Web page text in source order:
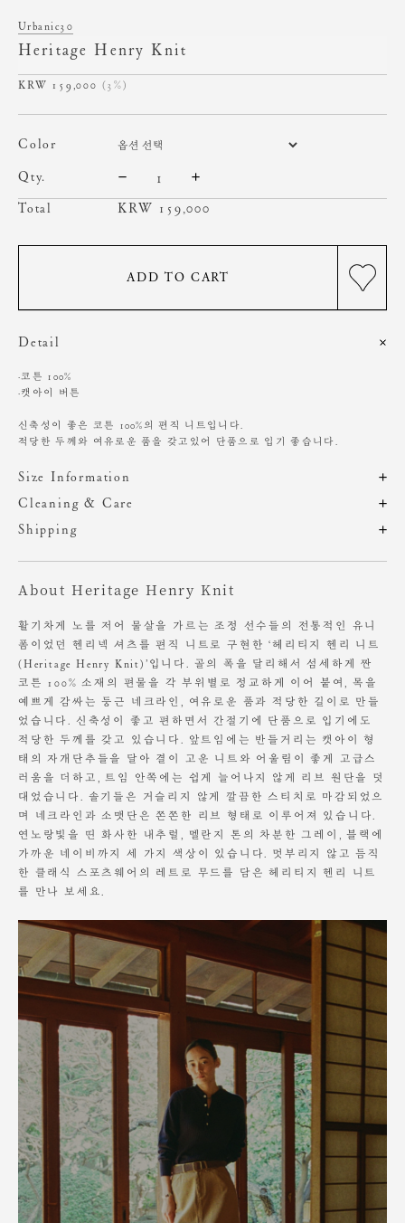
Urbanic30
Heritage Henry Knit
159,000 (3%)
color
qty.
Total
KRW 159,000
ADD TO CART
Detail
·코튼 100%
·캣아이 버튼
신축성이 좋은 코튼 100%의 편직 니트입니다.
적당한 두께와 여유로운 품을 갖고있어 단품으로 입기 좋습니다.
Size Information
제품의 일정 수량을 측정한 평균치수로 재는 방법과 위치에 따라 1~3cm
편차가 있을 수 있습니다. (치수단위 : cm)
OS 53.5 33.5 43.5
Height 165cm / Waist 24" Slim 55 size.
Cleaning & Care
드라이클리닝 권장
찬물에 단독 손세탁 권장
원단에 직접 다림질 시 변형 가능성 있음. 스팀 다림질 권장
소비자의 부주의로 인한 제품 훼손 및 세탁 잘못으로 인한
Shipping
About Heritage Henry Knit
활기차게 노를 저어 물살을 가르는 조정 선수들의 전통적인 유니
폼이었던 헨리넥 셔츠를 편직 니트로 구현한 ‘헤리티지 헨리 니트
(Heritage Henry Knit)’입니다. 골의 폭을 달리해서 섬세하게 짠
코튼 100% 소재의 편물을 각 부위별로 정교하게 이어 붙여, 목을
예쁘게 감싸는 둥근 네크라인, 여유로운 품과 적당한 길이로 만들
었습니다. 신축성이 좋고 편하면서 간절기에 단품으로 입기에도
적당한 두께를 갖고 있습니다. 앞트임에는 반들거리는 캣아이 형
태의 자개단추들을 달아 결이 고운 니트와 어울림이 좋게 고급스
러움을 더하고, 트임 안쪽에는 쉽게 늘어나지 않게 리브 원단을 덧
대었습니다. 솔기들은 거슬리지 않게 깔끔한 스티치로 마감되었으
며 네크라인과 소맷단은 쫀쫀한 리브 형태로 이루어져 있습니다.
연노랑빛을 띤 화사한 내추럴, 멜란지 톤의 차분한 그레이, 블랙에
가까운 네이비까지 세 가지 색상이 있습니다. 멋부리지 않고 듬직
한 클래식 스포츠웨어의 레트로 무드를 담은 헤리티지 헨리 니트
를 만나 보세요.